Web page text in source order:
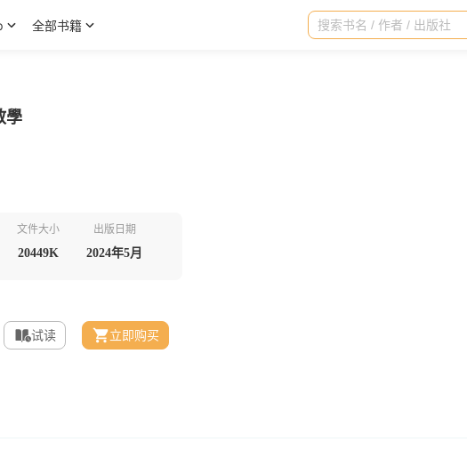
全部书籍
學
文件大小
20449K
出版日期
2024年5月
试读 立即购买